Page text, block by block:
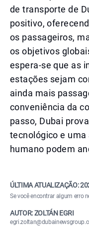
de transporte de
positivo,
os passageiros,
os objetivos
espera-se que as
estações sejam
ainda mais
conveniência da
passo, Dubai
tecnológico e
humano podem
ÚLTIMA ATUALIZAÇÃO:
Se você encontrar algum erro
AUTOR: ZOLTÁN EGRI